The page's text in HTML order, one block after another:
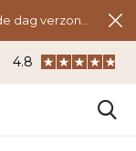
WhatsApp: 06 -
4.8